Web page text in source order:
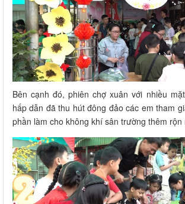
Bên cạnh đó, phiên chợ xuân với nhiều
hấp dẫn đã thu hút đông đảo các em tham
phần làm cho không khí sân trường thêm rộn